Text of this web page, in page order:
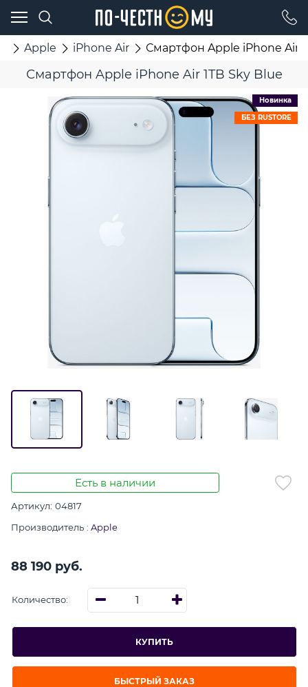
Apple iPhone Air Смартфон Apple iPhone Air
Смартфон Apple iPhone Air 1TB Sky Blue
Новинка
БЕЗ RUSTORE
Есть в наличии
Артикул: 04817
Производитель : Apple
88 190 руб.
Количество:
КУПИТЬ
БЫСТРЫЙ ЗАКАЗ